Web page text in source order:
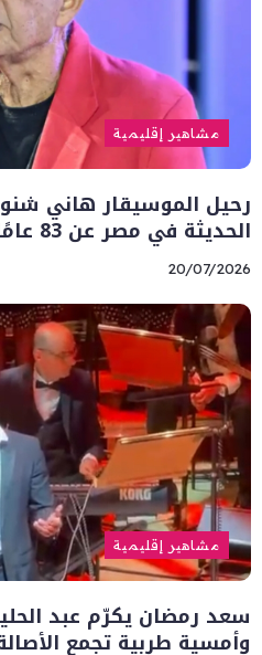
مشاهير إقليمية
رحيل الموسيقار هاني
الحديثة في مصر عن 83 عامًا
20/07/2026
مشاهير إقليمية
سعد رمضان يكرّم عبد
وأمسية طربية تجمع